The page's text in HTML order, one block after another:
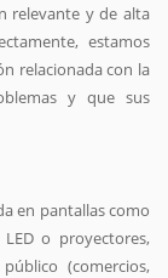
relevante y de alta
estamos
relacionada con la
y que sus
en pantallas como
o proyectores,
(comercios,